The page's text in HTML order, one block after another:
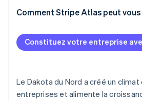
Désigner un agent agréé
Gardez votre nom commercial à
Déposer un rapport de
Comment Stripe Atlas peut
S’inscrire sur Atlas
Accepter des paiements et
Achat dématérialisé des
Constituez votre entreprise
Le Dakota du Nord a créé un
entreprises et alimente la